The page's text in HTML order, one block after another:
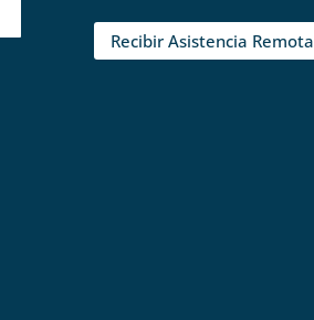
Recibir Asistencia Remota